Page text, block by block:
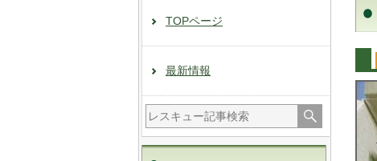
TOPページ
最新情報